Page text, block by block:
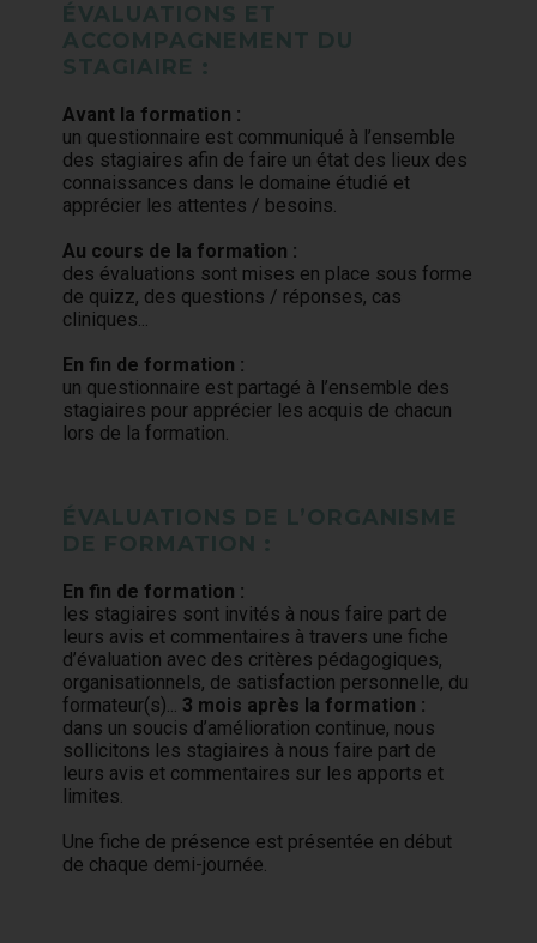
ÉVALUATIONS ET
ACCOMPAGNEMENT DU
STAGIAIRE :
Avant la formation :
un questionnaire est communiqué à l’ensemble
des stagiaires afin de faire un état des lieux des
connaissances dans le domaine étudié et
apprécier les attentes / besoins.
Au cours de la formation :
des évaluations sont mises en place sous forme
de quizz, des questions / réponses, cas
cliniques...
En fin de formation :
un questionnaire est partagé à l’ensemble des
stagiaires pour apprécier les acquis de chacun
lors de la formation.
ÉVALUATIONS DE L’ORGANISME
DE FORMATION :
En fin de formation :
les stagiaires sont invités à nous faire part de
leurs avis et commentaires à travers une fiche
d’évaluation avec des critères pédagogiques,
organisationnels, de satisfaction personnelle, du
formateur(s)... 3 mois après la formation :
dans un soucis d’amélioration continue, nous
sollicitons les stagiaires à nous faire part de
leurs avis et commentaires sur les apports et
limites.
Une fiche de présence est présentée en début
de chaque demi-journée.